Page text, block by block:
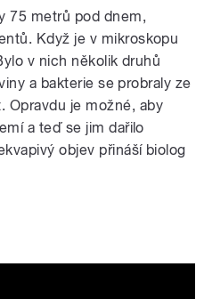
75 metrů pod dnem,
Když je v mikroskopu
v nich několik druhů
a bakterie se probraly ze
Opravdu je možné, aby
a teď se jim dařilo
objev přináší biolog